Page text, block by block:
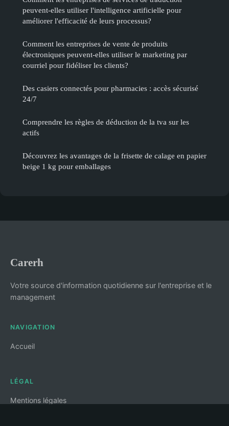
peuvent-elles utiliser l'intelligence artificielle pour
améliorer l'efficacité de leurs processus?
Comment les entreprises de vente de produits
électroniques peuvent-elles utiliser le marketing par
courriel pour fidéliser les clients?
Des casiers connectés pour pharmacies : accès sécurisé
24/7
Comprendre les règles de déduction de la tva sur les
actifs
Découvrez les avantages de la frisette de calage en papier
beige 1 kg pour emballages
Carerh
Votre source d'information quotidienne sur l'entreprise et le
management
NAVIGATION
Accueil
LÉGAL
Mentions légales